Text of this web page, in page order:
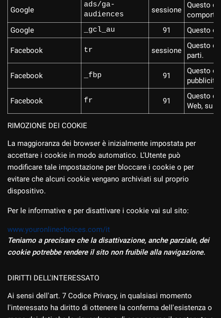
Google
ads/ga-
audiences
sessione
Questo
Google
_gcl_au 91 Questo
Facebook tr sessione
Questo
parti.
Facebook _fbp 91
Questo
Facebook fr 91
Questo
Web, su
RIMOZIONE DEI COOKIE
La maggioranza dei browser è inizialmente impostata per
accettare i cookie in modo automatico. L’Utente può
modificare tale impostazione per bloccare i cookie o per
evitare che alcuni cookie vengano archiviati sul proprio
dispositivo.
Per le informative e per disattivare i cookie vai sul sito:
www.youronlinechoices.com/it
Teniamo a precisare che la disattivazione, anche parziale, dei
cookie potrebbe rendere il sito non fruibile alla navigazione.
DIRITTI DELL'INTERESSATO
Ai sensi dell'art. 7 Codice Privacy, in qualsiasi momento
l'interessato ha diritto di ottenere la conferma dell'esistenza o